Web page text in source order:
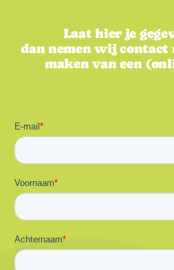
Laat hier je
dan nemen wij contact
maken van een